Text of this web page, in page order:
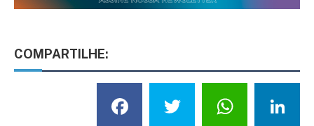
COMPARTILHE:
Facebook
Twitter